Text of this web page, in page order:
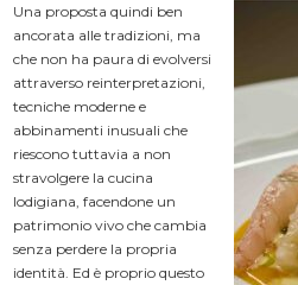
Una proposta quindi ben
ancorata alle tradizioni, ma
che non ha paura di evolversi
attraverso reinterpretazioni,
tecniche moderne e
abbinamenti inusuali che
riescono tuttavia a non
stravolgere la cucina
lodigiana, facendone un
patrimonio vivo che cambia
senza perdere la propria
identità. Ed è proprio questo